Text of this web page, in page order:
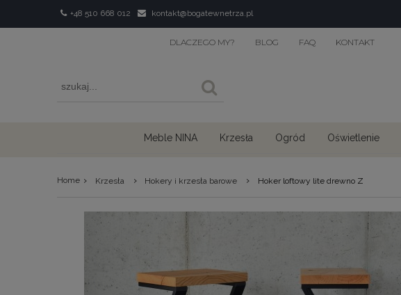
+48 510 668 012 kontakt@bogatewnetrza.pl
DLACZEGO MY? BLOG FAQ KONTAKT
Meble NINA Krzesła Ogród Oświetlenie
Home › Krzesła › Hokery i krzesła barowe › Hoker loftowy lite drewno Z